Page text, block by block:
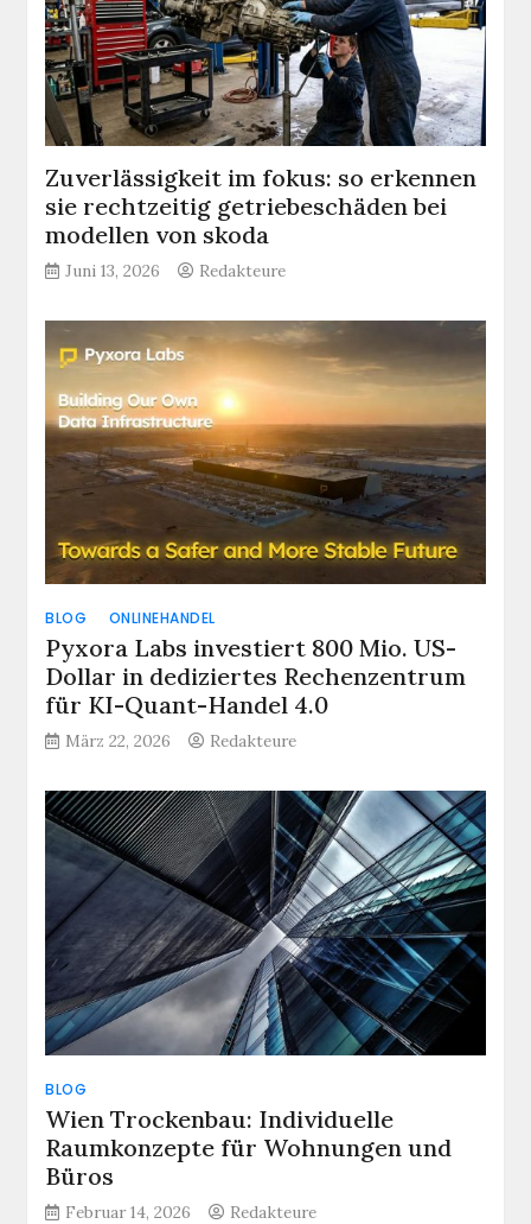
Zuverlässigkeit im fokus: so erkennen
sie rechtzeitig getriebeschäden bei
modellen von skoda
Juni 13, 2026 Redakteure
BLOG ONLINEHANDEL
Pyxora Labs investiert 800 Mio. US-
Dollar in dediziertes Rechenzentrum
für KI-Quant-Handel 4.0
März 22, 2026 Redakteure
BLOG
Wien Trockenbau: Individuelle
Raumkonzepte für Wohnungen und
Büros
Februar 14, 2026 Redakteure